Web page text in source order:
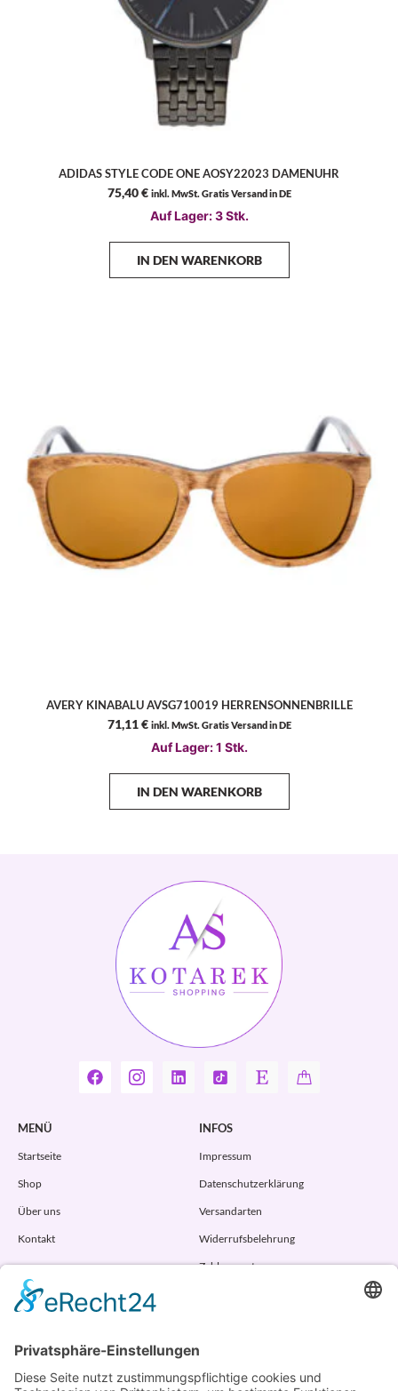
ADIDAS STYLE CODE ONE AOSY22023 DAMENUHR
75,40€ inkl. MwSt. Gratis Versand in DE
Auf Lager: 3 Stk.
IN DEN WARENKORB
AVERY KINABALU AVSG710019 HERRENSONNENBRILLE
71,11€ inkl. MwSt. Gratis Versand in DE
Auf Lager: 1 Stk.
IN DEN WARENKORB
MENÜ
Startseite
Shop
Über uns
Kontakt
INFOS
Impressum
Datenschutzerklärung
Versandarten
Widerrufsbelehrung
Zahlungsarten